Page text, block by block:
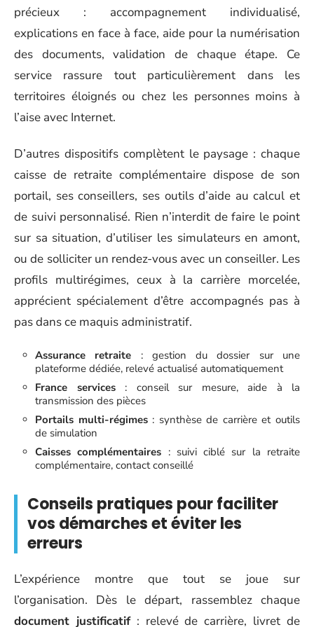
précieux : accompagnement individualisé,
explications en face à face, aide pour la numérisation
des documents, validation de chaque étape. Ce
service rassure tout particulièrement dans les
territoires éloignés ou chez les personnes moins à
l’aise avec Internet.
D’autres dispositifs complètent le paysage : chaque
caisse de retraite complémentaire dispose de son
portail, ses conseillers, ses outils d’aide au calcul et
de suivi personnalisé. Rien n’interdit de faire le point
sur sa situation, d’utiliser les simulateurs en amont,
ou de solliciter un rendez-vous avec un conseiller. Les
profils multirégimes, ceux à la carrière morcelée,
apprécient spécialement d’être accompagnés pas à
pas dans ce maquis administratif.
Assurance retraite : gestion du dossier sur une
plateforme dédiée, relevé actualisé automatiquement
France services: conseil sur mesure, aide à la
transmission des pièces
Portails multi-régimes: synthèse de carrière et outils
de simulation
Caisses complémentaires : suivi ciblé sur la retraite
complémentaire, contact conseillé
Conseils pratiques pour faciliter
vos démarches et éviter les
erreurs
L’expérience montre que tout se joue sur
l’organisation. Dès le départ, rassemblez chaque
document justificatif: relevé de carrière, livret de